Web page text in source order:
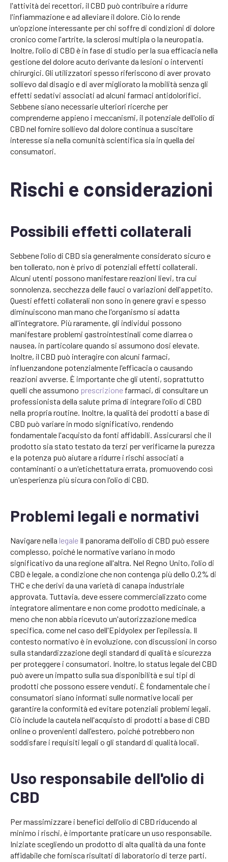
l'attività dei recettori, il CBD può contribuire a ridurre
l'infiammazione e ad alleviare il dolore. Ciò lo rende
un'opzione interessante per chi soffre di condizioni di dolore
cronico come l'artrite, la sclerosi multipla o la neuropatia.
Inoltre, l'olio di CBD è in fase di studio per la sua efficacia nella
gestione del dolore acuto derivante da lesioni o interventi
chirurgici. Gli utilizzatori spesso riferiscono di aver provato
sollievo dal disagio e di aver migliorato la mobilità senza gli
effetti sedativi associati ad alcuni farmaci antidolorifici.
Sebbene siano necessarie ulteriori ricerche per
comprenderne appieno i meccanismi, il potenziale dell'olio di
CBD nel fornire sollievo dal dolore continua a suscitare
interesse sia nella comunità scientifica sia in quella dei
consumatori.
Rischi e considerazioni
Possibili effetti collaterali
Sebbene l'olio di CBD sia generalmente considerato sicuro e
ben tollerato, non è privo di potenziali effetti collaterali.
Alcuni utenti possono manifestare reazioni lievi, tra cui
sonnolenza, secchezza delle fauci o variazioni dell'appetito.
Questi effetti collaterali non sono in genere gravi e spesso
diminuiscono man mano che l'organismo si adatta
all'integratore. Più raramente, gli individui possono
manifestare problemi gastrointestinali come diarrea o
nausea, in particolare quando si assumono dosi elevate.
Inoltre, il CBD può interagire con alcuni farmaci,
influenzandone potenzialmente l'efficacia o causando
reazioni avverse. È importante che gli utenti, soprattutto
quelli che assumono prescrizione farmaci, di consultare un
professionista della salute prima di integrare l'olio di CBD
nella propria routine. Inoltre, la qualità dei prodotti a base di
CBD può variare in modo significativo, rendendo
fondamentale l'acquisto da fonti affidabili. Assicurarsi che il
prodotto sia stato testato da terzi per verificarne la purezza
e la potenza può aiutare a ridurre i rischi associati a
contaminanti o a un'etichettatura errata, promuovendo così
un'esperienza più sicura con l'olio di CBD.
Problemi legali e normativi
Navigare nella legale Il panorama dell'olio di CBD può essere
complesso, poiché le normative variano in modo
significativo da una regione all'altra. Nel Regno Unito, l'olio di
CBD è legale, a condizione che non contenga più dello 0,2% di
THC e che derivi da una varietà di canapa industriale
approvata. Tuttavia, deve essere commercializzato come
integratore alimentare e non come prodotto medicinale, a
meno che non abbia ricevuto un'autorizzazione medica
specifica, come nel caso dell'Epidyolex per l'epilessia. Il
contesto normativo è in evoluzione, con discussioni in corso
sulla standardizzazione degli standard di qualità e sicurezza
per proteggere i consumatori. Inoltre, lo status legale del CBD
può avere un impatto sulla sua disponibilità e sui tipi di
prodotti che possono essere venduti. È fondamentale che i
consumatori siano informati sulle normative locali per
garantire la conformità ed evitare potenziali problemi legali.
Ciò include la cautela nell'acquisto di prodotti a base di CBD
online o provenienti dall'estero, poiché potrebbero non
soddisfare i requisiti legali o gli standard di qualità locali.
Uso responsabile dell'olio di
CBD
Per massimizzare i benefici dell'olio di CBD riducendo al
minimo i rischi, è importante praticare un uso responsabile.
Iniziate scegliendo un prodotto di alta qualità da una fonte
affidabile che fornisca risultati di laboratorio di terze parti.